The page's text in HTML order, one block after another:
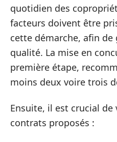
quotidien des
facteurs doivent être
cette démarche, afin
qualité. La mise en
première étape,
moins deux voire trois
Ensuite, il est crucial
contrats proposés :